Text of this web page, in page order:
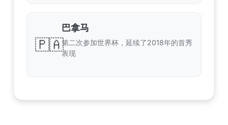
🇵🇦
巴拿马
第二次参加世界杯，延续了2018年的首秀
表现